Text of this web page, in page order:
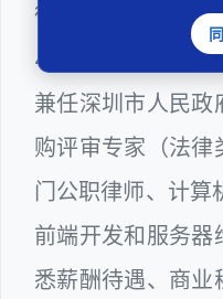
衡（深圳）律师事
兼任深圳市人民政
购评审专家（法律
门公职律师、计算
前端开发和服务器
悉薪酬待遇、商业